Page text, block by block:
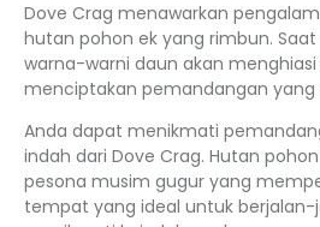
Dove Crag menawarkan
hutan pohon ek yang rimbun.
warna-warni daun akan
menciptakan pemandangan yang
Anda dapat menikmati
indah dari Dove Crag. Hutan
pesona musim gugur yang
tempat yang ideal untuk berjalan-